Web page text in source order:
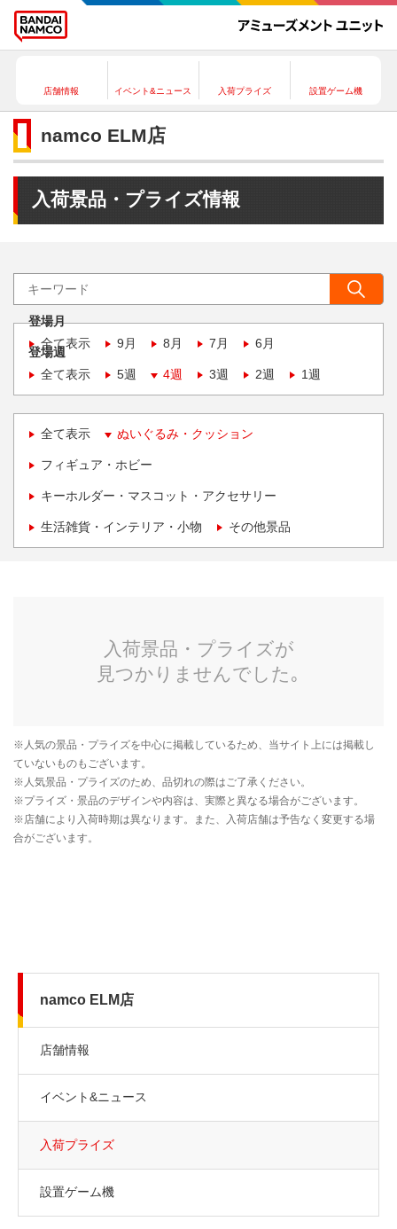
店舗情報 イベント&ニュース 入荷プライズ 設置ゲーム機
namco ELM店
入荷景品・プライズ情報
登場月
全て表示
9月 8月 7月 6月
登場週
全て表示
5週 4週 3週 2週 1週
全て表示 ぬいぐるみ・クッション
フィギュア・ホビー
キーホルダー・マスコット・アクセサリー
生活雑貨・インテリア・小物 その他景品
namco ELM店
店舗情報
イベント&ニュース
入荷プライズ
設置ゲーム機